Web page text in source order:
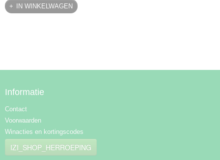
IN WINKELWAGEN
Informatie
Contact
Voorwaarden
Winacties en kortingscodes
IZI_SHOP_HERROEPING